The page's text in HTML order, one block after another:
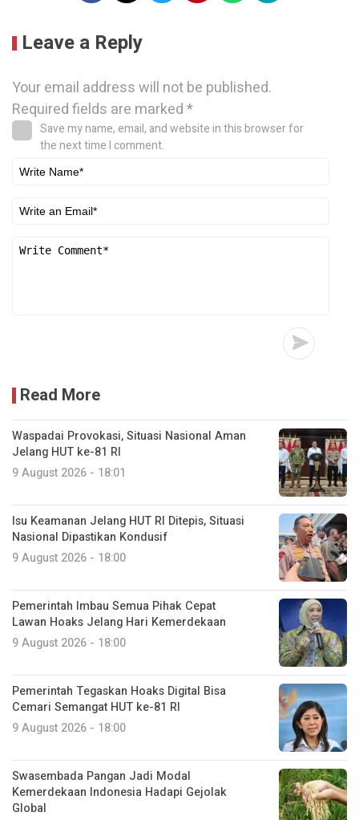
Leave a Reply
Your email address will not be published.
Required fields are marked*
Save my name, email, and website in this browser for
the next time I comment.
Read More
Waspadai Provokasi, Situasi Nasional Aman
Jelang HUT ke-81 RI
9 August 2026 - 18:01
Isu Keamanan Jelang HUT RI Ditepis, Situasi
Nasional Dipastikan Kondusif
9 August 2026 - 18:00
Pemerintah Imbau Semua Pihak Cepat
Lawan Hoaks Jelang Hari Kemerdekaan
9 August 2026 - 18:00
Pemerintah Tegaskan Hoaks Digital Bisa
Cemari Semangat HUT ke-81 RI
9 August 2026 - 18:00
Swasembada Pangan Jadi Modal
Kemerdekaan Indonesia Hadapi Gejolak
Global